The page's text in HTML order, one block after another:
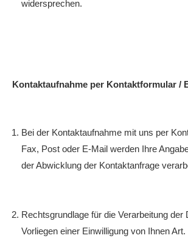
widersprechen.
Kontaktaufnahme per Kontaktformular /
Bei der Kontaktaufnahme mit uns per
Fax, Post oder E-Mail werden Ihre
der Abwicklung der Kontaktanfrage
Rechtsgrundlage für die Verarbeitung der
Vorliegen einer Einwilligung von Ihnen